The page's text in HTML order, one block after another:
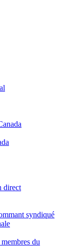
direct
syndiqué
du